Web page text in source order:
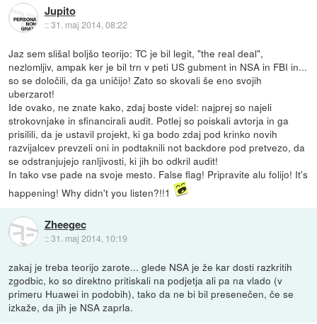
Jupito
::31. maj 2014, 08:22
Jaz sem slišal boljšo teorijo: TC je bil legit, "the real deal",
nezlomljiv, ampak ker je bil trn v peti US gubment in NSA in FBI in...
so se določili, da ga uničijo! Zato so skovali še eno svojih
uberzarot!
Ide ovako, ne znate kako, zdaj boste videl: najprej so najeli
strokovnjake in sfinancirali audit. Potlej so poiskali avtorja in ga
prisilili, da je ustavil projekt, ki ga bodo zdaj pod krinko novih
razvijalcev prevzeli oni in podtaknili not backdore pod pretvezo, da
se odstranjujejo ranljivosti, ki jih bo odkril audit!
In tako vse pade na svoje mesto. False flag! Pripravite alu folijo! It's
happening! Why didn't you listen?!!1
Zheegec
::31. maj 2014, 10:19
zakaj je treba teorijo zarote... glede NSA je že kar dosti razkritih
zgodbic, ko so direktno pritiskali na podjetja ali pa na vlado (v
primeru Huawei in podobih), tako da ne bi bil presenečen, če se
izkaže, da jih je NSA zaprla.